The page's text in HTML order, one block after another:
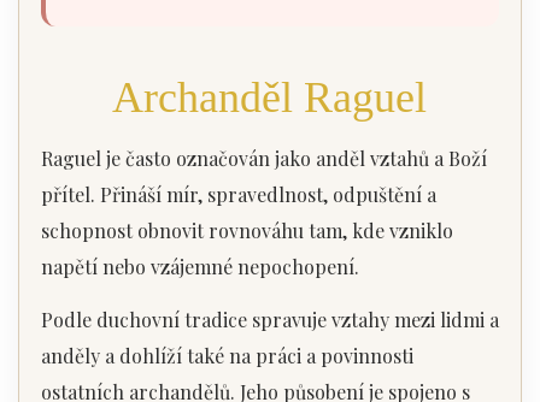
Archanděl Raguel
Raguel je často označován jako anděl vztahů a Boží
přítel. Přináší mír, spravedlnost, odpuštění a
schopnost obnovit rovnováhu tam, kde vzniklo
napětí nebo vzájemné nepochopení.
Podle duchovní tradice spravuje vztahy mezi lidmi a
anděly a dohlíží také na práci a povinnosti
ostatních archandělů. Jeho působení je spojeno s